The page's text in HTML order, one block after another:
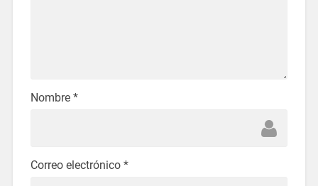
Nombre *
Correo electrónico *